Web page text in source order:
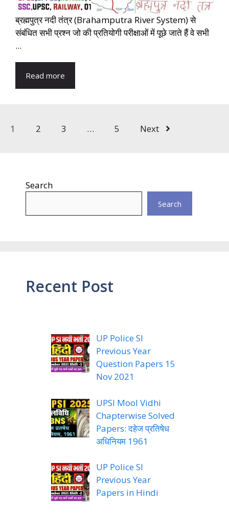
ब्रह्मपुत्र नदी तंत्र (Brahamputra River System) से
संबंधित सभी प्रश्न जो की प्रतियोगी परीक्षाओं में पूछे जाते हैं वे सभी
...
Read more
1 2 3 … 5 Next
Search
Search
Recent Post
UP Police SI
Previous Year
Question Papers 15
Nov 2021
UPSI Mool Vidhi
Chapterwise Solved
Papers: दहेज प्रतिषेध
अधिनियम 1961
UP Police SI
Previous Year
Papers in Hindi